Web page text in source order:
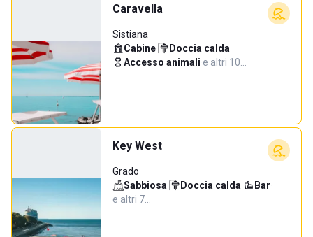
Caravella
Sistiana
Cabine· Doccia calda·
Accesso animali·e altri 10…
Key West
Grado
Sabbiosa· Doccia calda· Bar·
e altri 7…